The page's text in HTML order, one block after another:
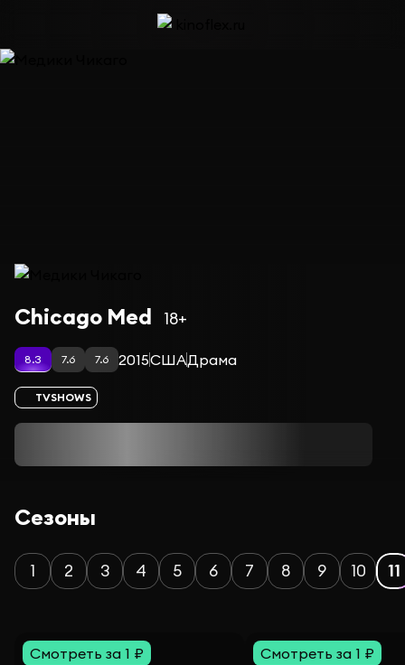
Сериал Медики Чикаго — сезон 11
Chicago Med 18+
8.3 7.6 7.6 2015СШАДрама
TVSHOWS
Сезоны
1 2 3 4 5 6 7 8 9 10 11
Смотреть за 1 ₽ Смотреть за 1 ₽